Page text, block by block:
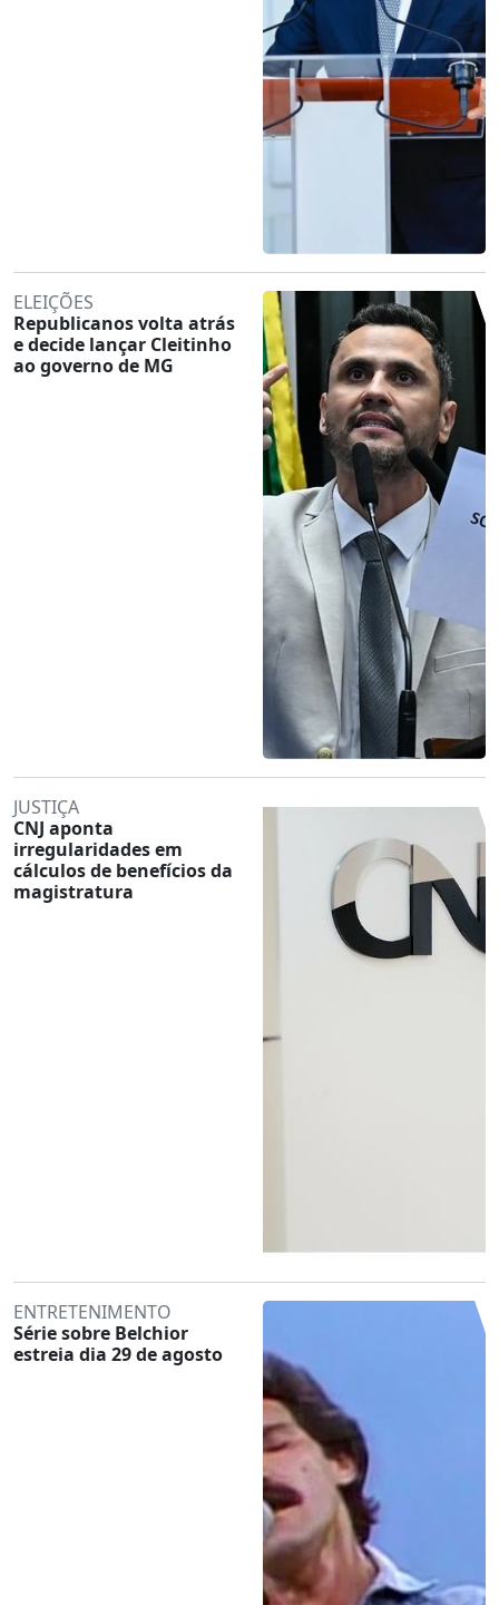
ELEIÇÕES
Republicanos volta atrás
e decide lançar Cleitinho
ao governo de MG
JUSTIÇA
CNJ aponta
irregularidades em
cálculos de benefícios da
magistratura
ENTRETENIMENTO
Série sobre Belchior
estreia dia 29 de agosto